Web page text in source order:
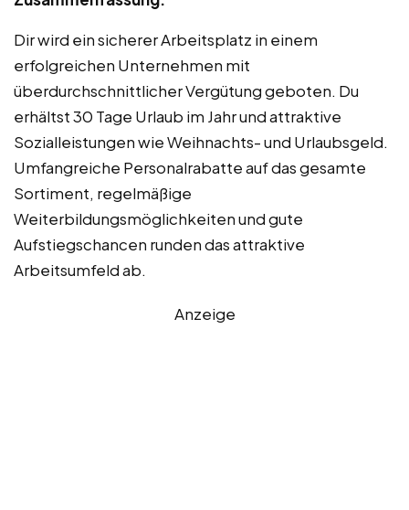
Dir wird ein sicherer Arbeitsplatz in einem
erfolgreichen Unternehmen mit
überdurchschnittlicher Vergütung geboten. Du
erhältst 30 Tage Urlaub im Jahr und attraktive
Sozialleistungen wie Weihnachts- und Urlaubsgeld.
Umfangreiche Personalrabatte auf das gesamte
Sortiment, regelmäßige
Weiterbildungsmöglichkeiten und gute
Aufstiegschancen runden das attraktive
Arbeitsumfeld ab.
Anzeige